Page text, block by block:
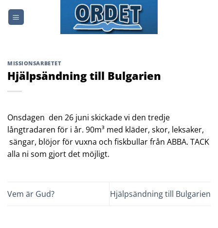
MISSIONSARBETET
Hjälpsändning till Bulgarien
Onsdagen den 26 juni skickade vi den tredje
långtradaren för i år. 90m³ med kläder, skor, leksaker,
sängar, blöjor för vuxna och fiskbullar från ABBA. TACK
alla ni som gjort det möjligt.
Vem är Gud? Hjälpsändning till Bulgarien